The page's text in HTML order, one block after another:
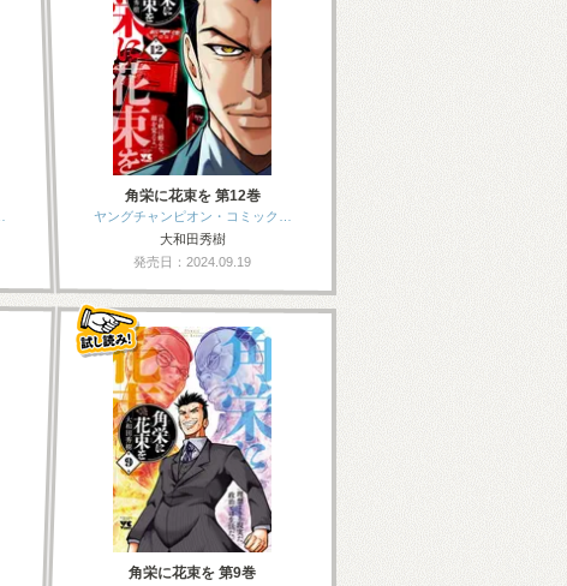
角栄に花束を 第12巻
ヤングチャンピオン・コミック…
大和田秀樹
発売日：2024.09.19
角栄に花束を 第9巻